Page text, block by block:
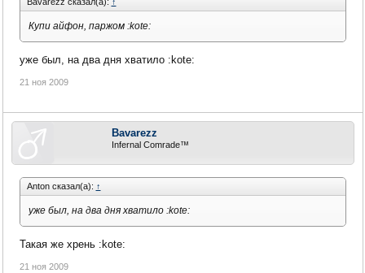
Купи айфон, паржом :kote:
уже был, на два дня хватило :kote:
21 ноя 2009
Bavarezz
Infernal Comrade™
Anton сказал(а): ↑
уже был, на два дня хватило :kote:
Такая же хрень :kote:
21 ноя 2009